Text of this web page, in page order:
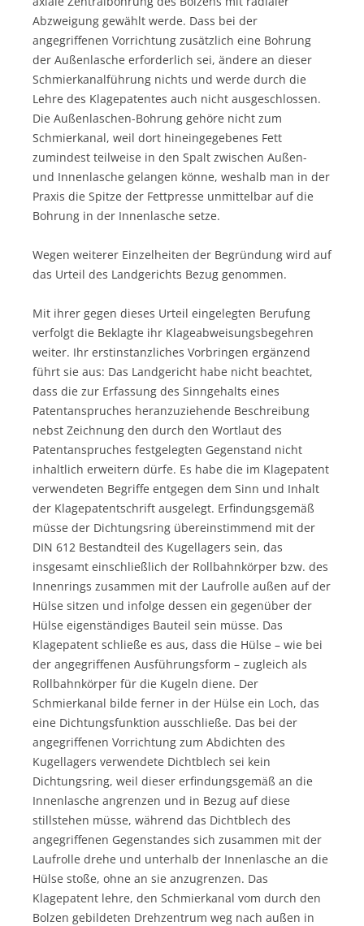
Abzweigung gewählt werde. Dass bei der
angegriffenen Vorrichtung zusätzlich eine Bohrung
der Außenlasche erforderlich sei, ändere an dieser
Schmierkanalführung nichts und werde durch die
Lehre des Klagepatentes auch nicht ausgeschlossen.
Die Außenlaschen-Bohrung gehöre nicht zum
Schmierkanal, weil dort hineingegebenes Fett
zumindest teilweise in den Spalt zwischen Außen-
und Innenlasche gelangen könne, weshalb man in der
Praxis die Spitze der Fettpresse unmittelbar auf die
Bohrung in der Innenlasche setze.
Wegen weiterer Einzelheiten der Begründung wird auf
das Urteil des Landgerichts Bezug genommen.
Mit ihrer gegen dieses Urteil eingelegten Berufung
verfolgt die Beklagte ihr Klageabweisungsbegehren
weiter. Ihr erstinstanzliches Vorbringen ergänzend
führt sie aus: Das Landgericht habe nicht beachtet,
dass die zur Erfassung des Sinngehalts eines
Patentanspruches heranzuziehende Beschreibung
nebst Zeichnung den durch den Wortlaut des
Patentanspruches festgelegten Gegenstand nicht
inhaltlich erweitern dürfe. Es habe die im Klagepatent
verwendeten Begriffe entgegen dem Sinn und Inhalt
der Klagepatentschrift ausgelegt. Erfindungsgemäß
müsse der Dichtungsring übereinstimmend mit der
DIN 612 Bestandteil des Kugellagers sein, das
insgesamt einschließlich der Rollbahnkörper bzw. des
Innenrings zusammen mit der Laufrolle außen auf der
Hülse sitzen und infolge dessen ein gegenüber der
Hülse eigenständiges Bauteil sein müsse. Das
Klagepatent schließe es aus, dass die Hülse – wie bei
der angegriffenen Ausführungsform – zugleich als
Rollbahnkörper für die Kugeln diene. Der
Schmierkanal bilde ferner in der Hülse ein Loch, das
eine Dichtungsfunktion ausschließe. Das bei der
angegriffenen Vorrichtung zum Abdichten des
Kugellagers verwendete Dichtblech sei kein
Dichtungsring, weil dieser erfindungsgemäß an die
Innenlasche angrenzen und in Bezug auf diese
stillstehen müsse, während das Dichtblech des
angegriffenen Gegenstandes sich zusammen mit der
Laufrolle drehe und unterhalb der Innenlasche an die
Hülse stoße, ohne an sie anzugrenzen. Das
Klagepatent lehre, den Schmierkanal vom durch den
Bolzen gebildeten Drehzentrum weg nach außen in